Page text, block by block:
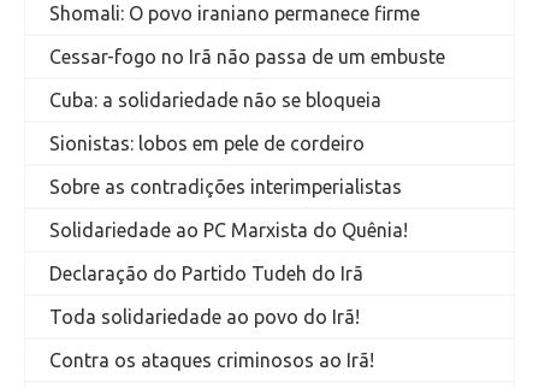
Shomali: O povo iraniano permanece firme
Cessar-fogo no Irã não passa de um embuste
Cuba: a solidariedade não se bloqueia
Sionistas: lobos em pele de cordeiro
Sobre as contradições interimperialistas
Solidariedade ao PC Marxista do Quênia!
Declaração do Partido Tudeh do Irã
Toda solidariedade ao povo do Irã!
Contra os ataques criminosos ao Irã!